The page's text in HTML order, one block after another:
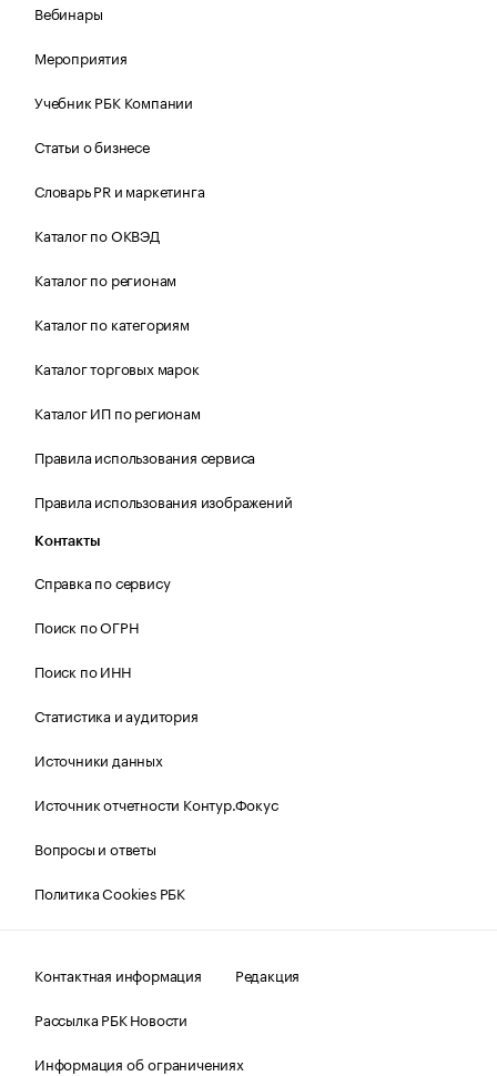
Вебинары
Мероприятия
Учебник РБК Компании
Статьи о бизнесе
Словарь PR и маркетинга
Каталог по ОКВЭД
Каталог по регионам
Каталог по категориям
Каталог торговых марок
Каталог ИП по регионам
Правила использования сервиса
Правила использования изображений
Контакты
Справка по сервису
Поиск по ОГРН
Поиск по ИНН
Статистика и аудитория
Источники данных
Источник отчетности Контур.Фокус
Вопросы и ответы
Политика Cookies РБК
Контактная информация
Редакция
Рассылка РБК Новости
Информация об ограничениях